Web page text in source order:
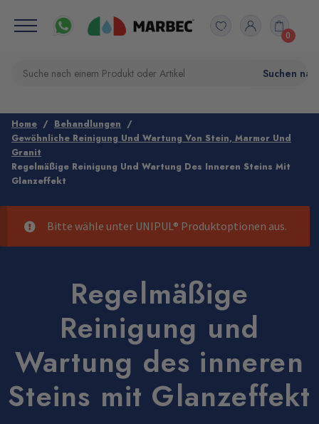
0
Home
Behandlungen
Gewöhnliche Reinigung Und Wartung Von Stein, Marmor Und
Granit
Regelmäßige Reinigung Und Wartung Des Inneren Steins Mit
Glanzeffekt
Bitte wähle unter UNIPUL® Produktoptionen aus.
Regelmäßige
Reinigung und
Wartung des inneren
Steins mit Glanzeffekt